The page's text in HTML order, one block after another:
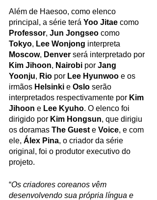
Além de Haesoo, como elenco
principal, a série terá Yoo Jitae como
Professor, Jun Jongseo como
Tokyo, Lee Wonjong interpreta
Moscow, Denver será interpretado por
Kim Jihoon, Nairobi por Jang
Yoonju, Rio por Lee Hyunwoo e os
irmãos Helsinki e Oslo serão
interpretados respectivamente por Kim
Jihoon e Lee Kyuho. O elenco foi
dirigido por Kim Hongsun, que dirigiu
os doramas The Guest e Voice, e com
ele, Álex Pina, o criador da série
original, foi o produtor executivo do
projeto.
“Os criadores coreanos vêm
desenvolvendo sua própria língua e